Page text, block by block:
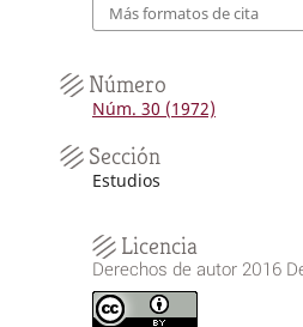
Más formatos de cita
Número
Núm. 30 (1972)
Sección
Estudios
Licencia
Derechos de autor 2016